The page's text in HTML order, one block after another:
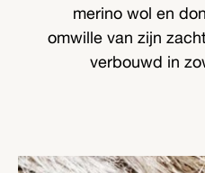
merino wol en
omwille van zijn
verbouwd in